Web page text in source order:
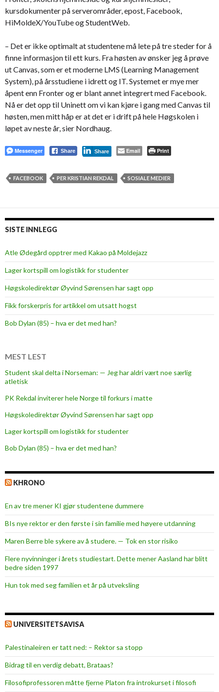
kursdokumenter på serverområder, epost, Facebook,
HiMoldeX/YouTube og StudentWeb.
– Det er ikke optimalt at studentene må lete på tre steder for å
finne informasjon til ett kurs. Fra høsten av ønsker jeg å prøve
ut Canvas, som er et moderne LMS (Learning Management
System), på årsstudiene i idrett og IT. Systemet er mye mer
åpent enn Fronter og er blant annet integrert med Facebook.
Nå er det opp til Uninett om vi kan kjøre i gang med Canvas til
høsten, men mitt håp er at det er i drift på hele Høgskolen i
løpet av neste år, sier Nordhaug.
Messenger Share Share Email Print
FACEBOOK PER KRISTIAN REKDAL SOSIALE MEDIER
SISTE INNLEGG
Atle Ødegård opptrer med Kakao på Moldejazz
Lager kortspill om logistikk for studenter
Høgskoledirektør Øyvind Sørensen har sagt opp
Fikk forskerpris for artikkel om utsatt hogst
Bob Dylan (85) – hva er det med han?
MEST LEST
Student skal delta i Norseman: — Jeg har aldri vært noe særlig
atletisk
PK Rekdal inviterer hele Norge til forkurs i matte
Høgskoledirektør Øyvind Sørensen har sagt opp
Lager kortspill om logistikk for studenter
Bob Dylan (85) – hva er det med han?
KHRONO
En av tre mener KI gjør studentene dummere
BIs nye rektor er den første i sin familie med høyere utdanning
Maren Berre ble sykere av å studere. — Tok en stor risiko
Flere nyvinninger i årets studiestart. Dette mener Aasland har blitt
bedre siden 1997
Hun tok med seg familien et år på utveksling
UNIVERSITETSAVISA
Palestinaleiren er tatt ned: – Rektor sa stopp
Bidrag til en verdig debatt, Brataas?
Filosofiprofessoren måtte fjerne Platon fra introkurset i filosofi